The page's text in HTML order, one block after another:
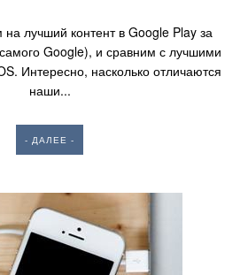
лучший контент в Google Play за
Google), и сравним с лучшими
Интересно, насколько отличаются
наши...
- ДАЛЕЕ -